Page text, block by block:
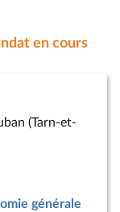
en cours
(Tarn-et-
générale